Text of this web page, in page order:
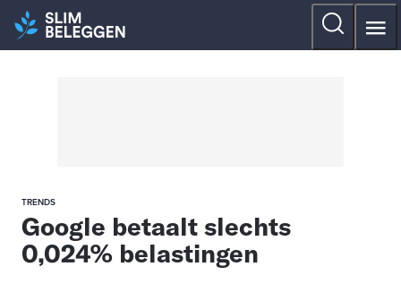
TRENDS
Google betaalt slechts
0,024% belastingen